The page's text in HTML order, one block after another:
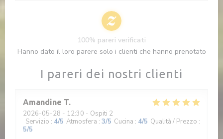
I pareri dei nostri clienti
Amandine T
2026-05-28 - 12:30 - Ospiti 2
Servizio : 4/5 Atmosfera : 3/5 Cucina : 4/5 Qualità / Prezzo :
5/5
100% pareri verificati
Hanno dato il loro parere solo i clienti che hanno prenotato